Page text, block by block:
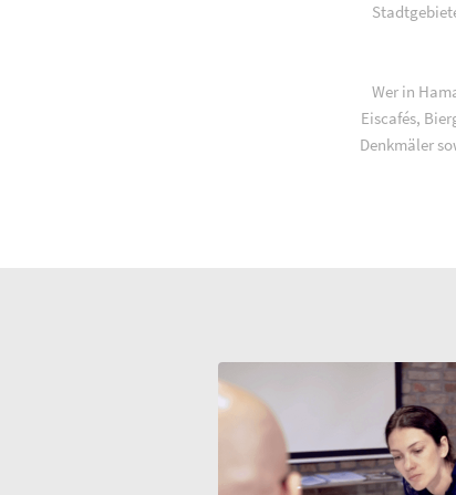
Wer in
Eiscafés,
Denkmäler